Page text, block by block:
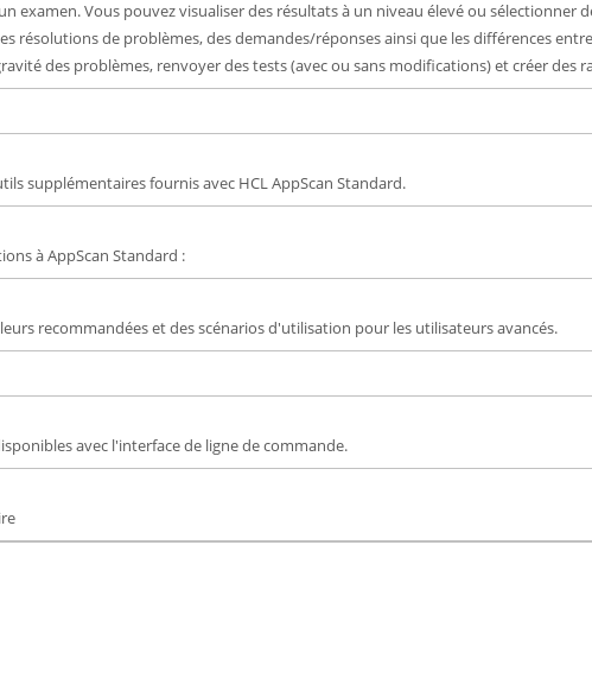
examen. Vous pouvez visualiser des résultats à un niveau élevé ou sélectionner
résolutions de problèmes, des demandes/réponses ainsi que les différences
des problèmes, renvoyer des tests (avec ou sans modifications) et créer des
supplémentaires fournis avec HCL AppScan Standard.
à AppScan Standard :
recommandées et des scénarios d'utilisation pour les utilisateurs avancés.
avec l'interface de ligne de commande.